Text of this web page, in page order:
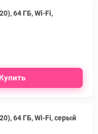
64 ГБ, Wi-Fi,
Купить
64 ГБ, Wi-Fi, серый